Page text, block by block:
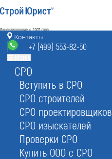
Лицензирование с 2007 года
4.93
Наш рейтинг
80отзывов
8 (800) 700-15-25
без выходных 7:00-20:00
+7 (499) 553-82-50
Москва, ст. м.«Баррикадная»,
ул. Большая Грузинская 12, строение 2, офис 9
Контакты
+7 (499) 553-82-50
СРО
Вступить в СРО
СРО строителей
СРО проектировщиков
СРО изыскателей
Проверки СРО
Купить ООО с СРО
Главная Реестр СРО Строителей